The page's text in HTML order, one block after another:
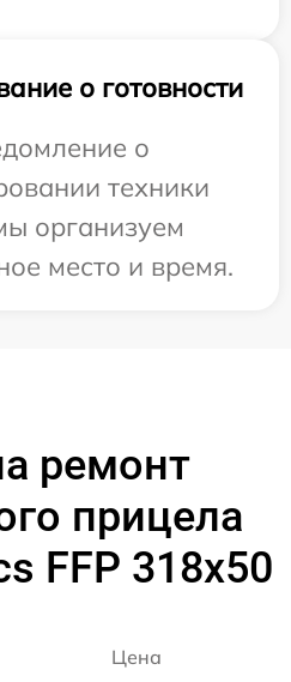
о готовности
о
техники
организуем
место и время.
ремонт
прицела
FFP 318x50
Цена